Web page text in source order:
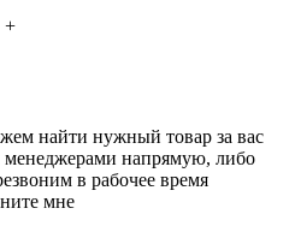
+
найти нужный товар за вас
напрямую, либо
в рабочее время
мне